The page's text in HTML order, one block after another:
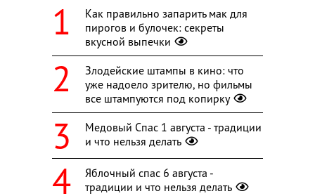
Как правильно запарить мак для
пирогов и булочек: секреты
вкусной выпечки
Злодейские штампы в кино: что
уже надоело зрителю, но фильмы
все штампуются под копирку
Медовый Спас 1 августа - традиции
и что нельзя делать
Яблочный спас 6 августа -
традиции и что нельзя делать